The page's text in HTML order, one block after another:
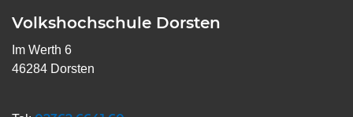
Volkshochschule Dorsten
Im Werth 6
46284 Dorsten